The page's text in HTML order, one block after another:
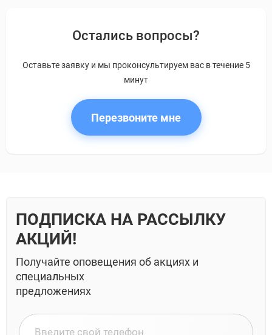
Остались вопросы?
Оставьте заявку и мы проконсультируем вас в течение 5
минут
Перезвоните мне
ПОДПИСКА НА РАССЫЛКУ
АКЦИЙ!
Получайте оповещения об акциях и
специальных
предложениях